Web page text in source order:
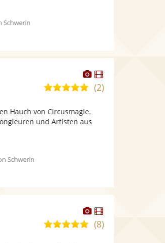
Schwerin
Dieser
Künstler
stellt
Dieser
Künstler
5,0
5
Sternen
(2)
Hauch von Circusmagie.
und Artisten aus
Schwerin
Dieser
Künstler
stellt
Dieser
Künstler
5,0(8)